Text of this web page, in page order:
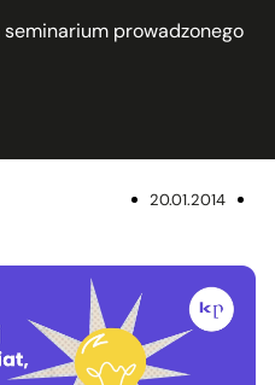
prowadzonego
20.01.2014